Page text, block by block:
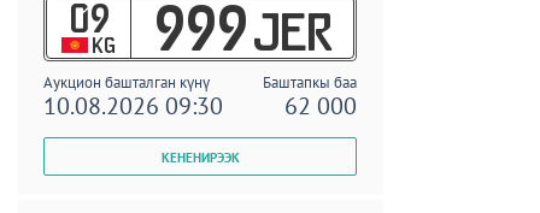
09
KG 999 JER
Аукцион башталган күнү Баштапкы баа
10.08.2026 09:30 62 000